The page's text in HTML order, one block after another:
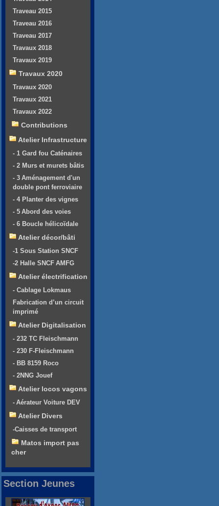
Traveau 2015
Traveau 2016
Traveau 2017
Travaux 2018
Travaux 2019
Travaux 2020
Travaux 2020
Travaux 2021
Travaux 2022
Contributions
Atelier Infrastructure
- 1 Gard fou Caténaires
- 2 Murs et murets bâtis
- 3 Aménagement d'un
double pont ferroviaire
- 4 Planter des vignes
- 5 Abord des voies
- 6 Boucle hélicoïdale
Atelier décor/bâti
-1 Sous Station SNCF
-2 Halle SNCF AMFG
Atelier électrification
- Cablage Lokmaus
Fabrication d’un circuit
imprimé
Atelier Digitalisation
- 232 TC Fleischmann
- 230 F-Fleischmann
- BB 8159 Roco
- 2NNG Jouef
Atelier locos vagons
- Aérateur Voiture DEV
Atelier Divers
-Caisses de transport
Matos import pas
cher
Section Jeunes